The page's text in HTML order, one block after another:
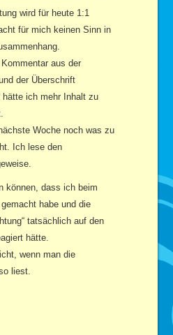
wird für heute 1:1
für mich keinen Sinn in
aus der
der Überschrift
hätte ich mehr Inhalt zu
Woche noch was zu
Ich lese den
können, dass ich beim
habe und die
tatsächlich auf den
hätte.
wenn man die
liest.